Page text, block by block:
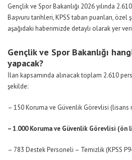
Gençlik ve Spor Bakanlığı 2026 yılında
Başvuru tarihleri, KPSS taban puanları,
aşağıdaki haberimizde detaylı olarak yer
Gençlik ve Spor Bakanlığı
yapacak?
İlan kapsamında alınacak toplam 2.610
şekilde:
– 150 Koruma ve Güvenlik Görevlisi (lisans
– 1.000 Koruma ve Güvenlik Görevlisi (ön
– 783 Destek Personeli – Temizlik (KPSS